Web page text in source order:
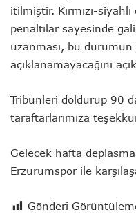
itilmiştir. Kırmızı-
penaltılar sayesinde
uzanması, bu
açıklanamayacağını
Tribünleri doldurup 90
taraftarlarımıza
Gelecek hafta
Erzurumspor ile
Gönderi